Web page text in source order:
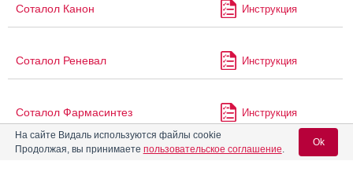
Соталол Канон Инструкция
Соталол Реневал Инструкция
Соталол Фармасинтез Инструкция
На сайте Видаль используются файлы cookie
Продолжая, вы принимаете пользовательское соглашение.
Ok